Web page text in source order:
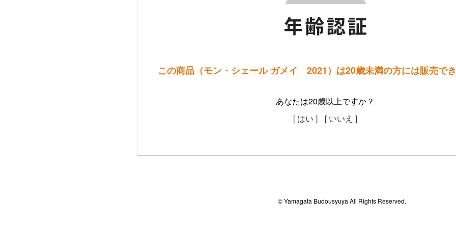
この商品（モン・シェール ガメイ 2021）は20歳未満の方には販売でき
あなたは20歳以上ですか？
[ はい ]
[ いいえ ]
© Yamagata Budousyuya All Rights Reserved.